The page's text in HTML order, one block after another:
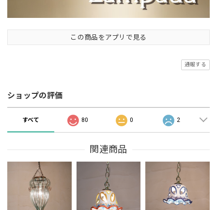
この商品をアプリで見る
通報する
ショップの評価
すべて 80 0 2
関連商品